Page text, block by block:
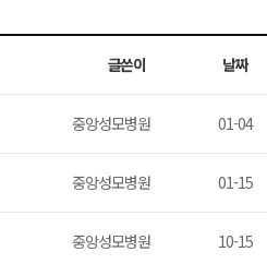
글쓴이 날짜
중앙성모병원 01-04
중앙성모병원 01-15
중앙성모병원 10-15